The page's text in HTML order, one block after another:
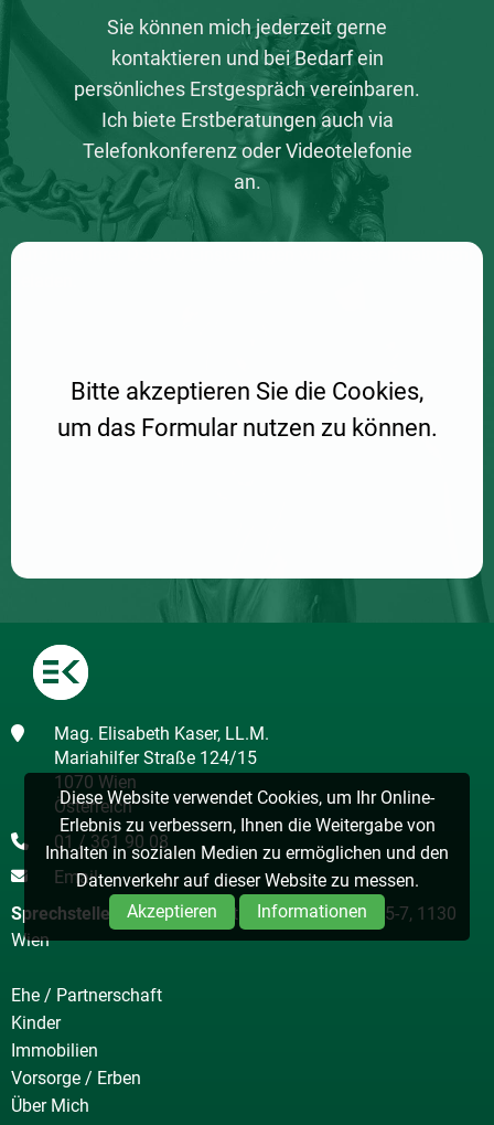
Diese Website verwendet Cookies, um Ihr Online-
Erlebnis zu verbessern, Ihnen die Weitergabe von
Inhalten in sozialen Medien zu ermöglichen und den
Datenverkehr auf dieser Website zu messen.
Akzeptieren
Informationen
Sie können mich jederzeit gerne
kontaktieren und bei Bedarf ein
persönliches Erstgespräch vereinbaren.
Ich biete Erstberatungen auch via
Telefonkonferenz oder Videotelefonie
an.
Aufgrund Ihrer DSGVO Einstellungen wird dieser Inhalt nicht
Bitte akzeptieren Sie die Cookies,
um das Formular nutzen zu können.
Mag. Elisabeth Kaser, LL.M.
Mariahilfer Straße 124/15
1070 Wien
Österreich
01 / 361 90 08
Email
Sprechstelle HietzingSebastian Brunner-Gasse 5-7, 1130
Wien
Ehe / Partnerschaft
Kinder
Immobilien
Vorsorge / Erben
Über Mich